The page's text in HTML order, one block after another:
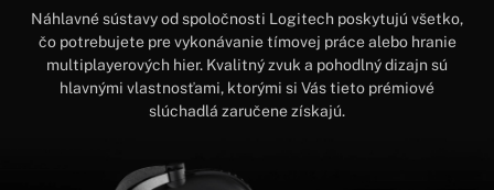
Náhlavné sústavy od spoločnosti Logitech poskytujú všetko,
čo potrebujete pre vykonávanie tímovej práce alebo hranie
multiplayerových hier. Kvalitný zvuk a pohodlný dizajn sú
hlavnými vlastnosťami, ktorými si Vás tieto prémiové
slúchadlá zaručene získajú.